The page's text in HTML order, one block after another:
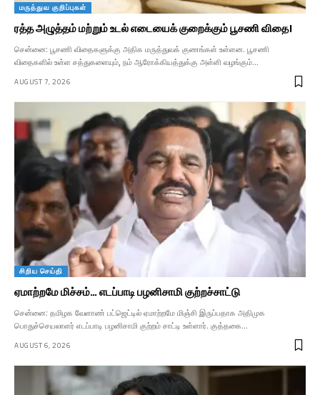
மருத்துவ குறிப்புகள்
ரத்த அழுத்தம் மற்றும் உடல் எடையைக் குறைக்கும் பூசணி விதை!
சென்னை: பூசணி விதைகளுக்கு அதிக மருத்துவக் குணங்கள் உள்ளன. பூசணி
விதைகளில் உள்ள சத்துகளையும், நம் ஆரோக்கியத்துக்கு அள்ளி வழங்கும்…
AUGUST 7, 2026
சிறிய செய்தி
ஏமாற்றமே மிச்சம்… எடப்பாடி பழனிசாமி குற்றச்சாட்டு
சென்னை: தமிழக வேளாண் பட்ஜெட்டில் ஏமாற்றமே மிஞ்சி இருப்பதாக அதிமுக
பொதுச்செயலாளர் எடப்பாடி பழனிசாமி குற்றம் சாட்டி உள்ளார். குத்தகை…
AUGUST 6, 2026